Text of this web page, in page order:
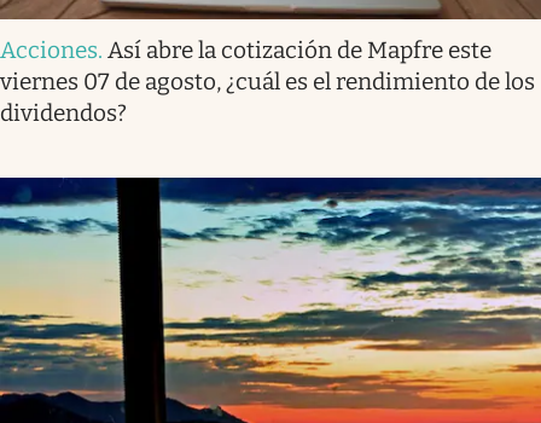
Acciones. Así abre la cotización de Mapfre este
viernes 07 de agosto, ¿cuál es el rendimiento de los
dividendos?